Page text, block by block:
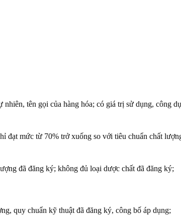
tên gọi của hàng hóa; có giá trị sử dụng, công
đạt mức từ 70% trở xuống so với tiêu chuẩn chất
đã đăng ký; không đủ loại dược chất đã đăng ký;
quy chuẩn kỹ thuật đã đăng ký, công bố áp dụng;